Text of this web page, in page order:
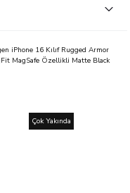
Çok Yakında